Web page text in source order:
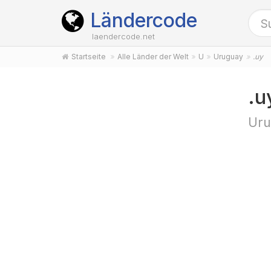
Ländercode
laendercode.net
Startseite Alle Länder der Welt U Uruguay .uy